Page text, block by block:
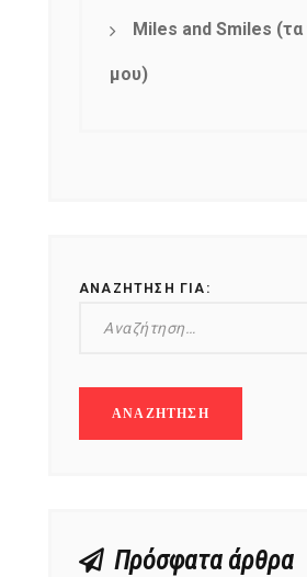
Miles and Smiles (τα
μου)
ΑΝΑΖΉΤΗΣΗ ΓΙΑ:
Πρόσφατα άρθρα
NEWSLETTER
Get ti
mel
y updates
fro
m
your favorite
products